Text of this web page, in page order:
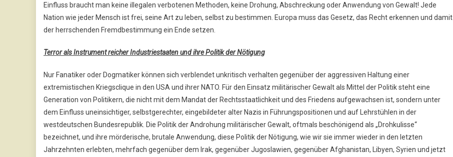
Einfluss braucht man keine illegalen verbotenen Methoden, keine Drohung, Abschreckung oder Anwendung von Gewalt! Jede
Nation wie jeder Mensch ist frei, seine Art zu leben, selbst zu bestimmen. Europa muss das Gesetz, das Recht erkennen und damit
der herrschenden Fremdbestimmung ein Ende setzen.
Terror als Instrument reicher Industriestaaten und ihre Politik der Nötigung
Nur Fanatiker oder Dogmatiker können sich verblendet unkritisch verhalten gegenüber der aggressiven Haltung einer
extremistischen Kriegsclique in den USA und ihrer NATO. Für den Einsatz militärischer Gewalt als Mittel der Politik steht eine
Generation von Politikern, die nicht mit dem Mandat der Rechtsstaatlichkeit und des Friedens aufgewachsen ist, sondern unter
dem Einfluss uneinsichtiger, selbstgerechter, eingebildeter alter Nazis in Führungspositionen und auf Lehrstühlen in der
westdeutschen Bundesrepublik. Die Politik der Androhung militärischer Gewalt, oftmals beschönigend als „Drohkulisse“
bezeichnet, und ihre mörderische, brutale Anwendung, diese Politik der Nötigung, wie wir sie immer wieder in den letzten
Jahrzehnten erlebten, mehrfach gegenüber dem Irak, gegenüber Jugoslawien, gegenüber Afghanistan, Libyen, Syrien und jetzt